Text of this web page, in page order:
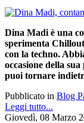
Dina Madi è una
sperimenta
con la techno.
occasione della
puoi tornare
Pubblicato in Blog
Leggi tutto...
Giovedì, 08 Marzo